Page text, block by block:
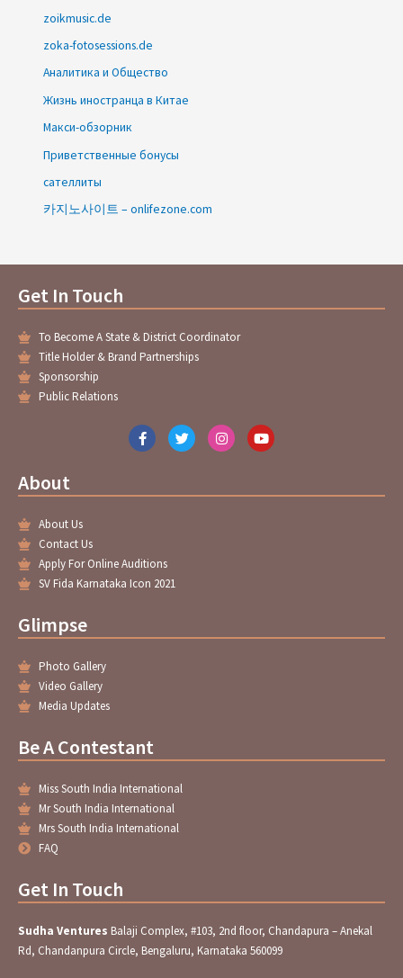
zoikmusic.de
zoka-fotosessions.de
Аналитика и Общество
Жизнь иностранца в Китае
Макси-обзорник
Приветственные бонусы
сателлиты
카지노사이트 – onlifezone.com
Get In Touch
To Become A State & District Coordinator
Title Holder & Brand Partnerships
Sponsorship
Public Relations
F
a
o
T
w
e
I
n
g
Y
o
b
About
About Us
Contact Us
Apply For Online Auditions
SV Fida Karnataka Icon 2021
Glimpse
Photo Gallery
Video Gallery
Media Updates
Be A Contestant
Miss South India International
Mr South India International
Mrs South India International
FAQ
Get In Touch
Sudha Ventures Balaji Complex, #103, 2nd floor, Chandapura – Anekal
Rd, Chandanpura Circle, Bengaluru, Karnataka 560099